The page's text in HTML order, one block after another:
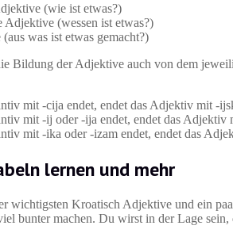
(wie ist etwas?)
Adjektive (wessen ist etwas?)
was ist etwas gemacht?)
Bildung der Adjektive auch von dem
mit -cija endet, endet das Adjektiv mit -
mit -ij oder -ija endet, endet das Adjektiv
mit -ika oder -izam endet, endet das
lernen und mehr
wichtigsten Kroatisch Adjektive und ein
bunter machen. Du wirst in der Lage sein,